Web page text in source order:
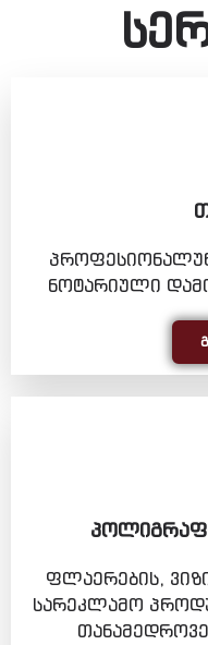
ნოტარიული
ფლაერების,
სარეკლამო